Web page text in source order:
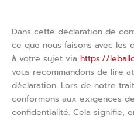
Dans cette déclaration de
ce que nous faisons avec les
à votre sujet via https://
vous recommandons de lire
déclaration. Lors de notre
conformons aux exigences
confidentialité. Cela signifie,